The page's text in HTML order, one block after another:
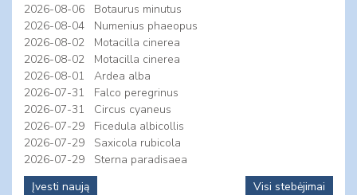
2026-08-06
Botaurus minutus
2026-08-04
Numenius phaeopus
2026-08-02
Motacilla cinerea
2026-08-02
Motacilla cinerea
2026-08-01
Ardea alba
2026-07-31
Falco peregrinus
2026-07-31
Circus cyaneus
2026-07-29
Ficedula albicollis
2026-07-29
Saxicola rubicola
2026-07-29
Sterna paradisaea
Įvesti naują
Visi stebėjimai